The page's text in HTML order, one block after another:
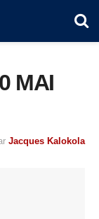
MAI
Jacques Kalokola